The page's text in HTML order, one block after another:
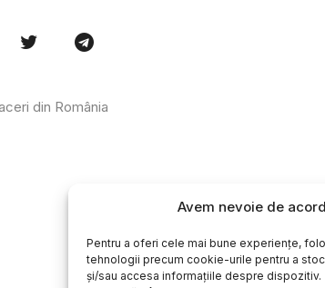
Avem nevoie de
Pentru a oferi cele mai bune experiențe,
tehnologii precum cookie-urile pentru a
și/sau accesa informațiile despre dispozitiv.
din România